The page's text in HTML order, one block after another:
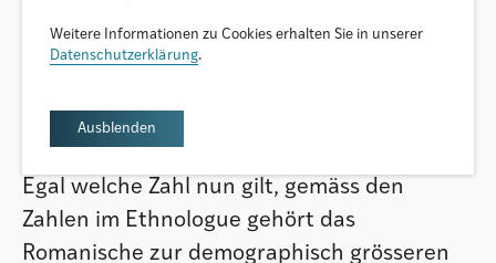
Tabelle 1: Unterschiedliche Quellen und sehr
Rätoromanische.
Egal welche Zahl nun gilt, gemäss den
Zahlen im Ethnologue gehört das
Romanische zur demographisch grösseren
Weitere Informationen zu Cookies erhalten Sie in unserer
Datenschutzerklärung.
Ausblenden